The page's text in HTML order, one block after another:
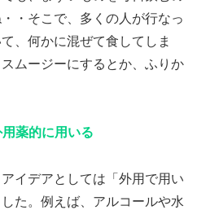
・そこで、多くの人が行なっ
、何かに混ぜて食してしま
ムージーにするとか、ふりか
薬的に用いる
イデアとしては「外用で用い
た。例えば、アルコールや水